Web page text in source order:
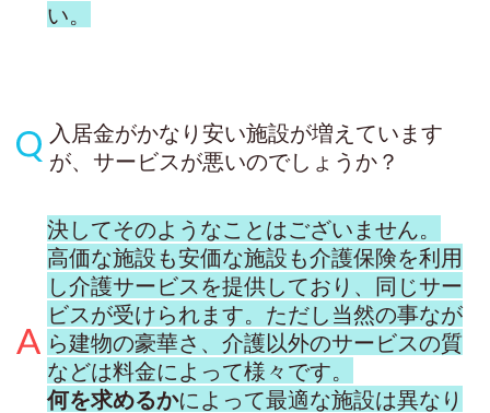
い。
入居金がかなり安い施設が増えています
が、サービスが悪いのでしょうか？
決してそのようなことはございません。
高価な施設も安価な施設も介護保険を利用
し介護サービスを提供しており、同じサー
ビスが受けられます。ただし当然の事なが
ら建物の豪華さ、介護以外のサービスの質
などは料金によって様々です。
何を求めるかによって最適な施設は異なり